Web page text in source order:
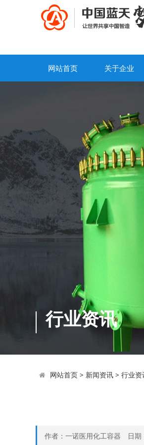
网站首页 关于企业
行业资讯
网站首页> 新闻资讯> 行业资
作者：一诺医用化工容器 日